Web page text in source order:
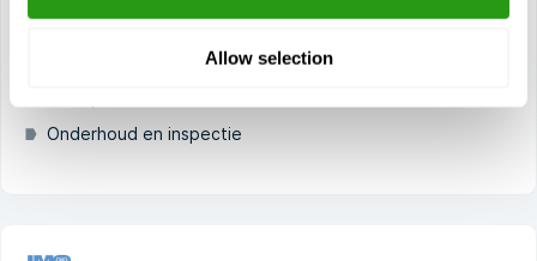
Allow selection
Werking en behandeling van FRB
Zoek- en reddingstechnieken
Onderhoud en inspectie